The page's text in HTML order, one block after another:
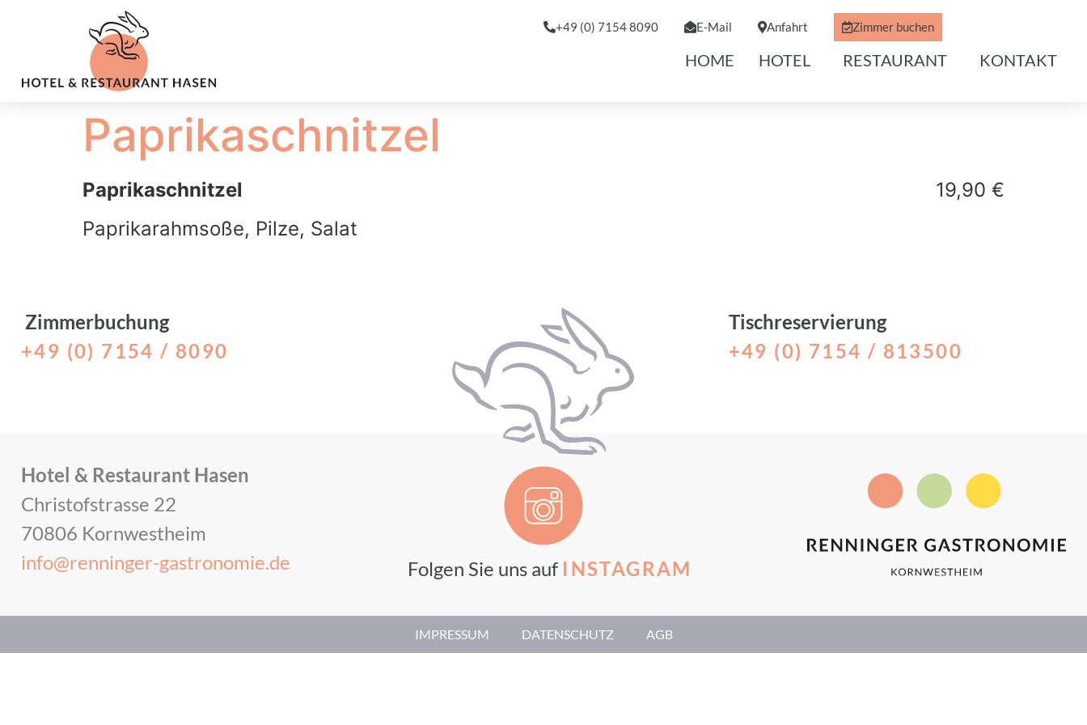
+49 (0) 7154 8090 E-Mail Anfahrt Zimmer buchen
HOME HOTEL RESTAURANT KONTAKT
Paprikaschnitzel
Paprikaschnitzel
19,90 €
Paprikarahmsoße, Pilze, Salat
Zimmerbuchung
+49 (0) 7154 / 8090
Tischreservierung
+49 (0) 7154 / 813500
Hotel & Restaurant Hasen
Christofstrasse 22
70806 Kornwestheim
info@renninger-gastronomie.de
Folgen Sie uns auf INSTAGRAM
IMPRESSUM DATENSCHUTZ AGB